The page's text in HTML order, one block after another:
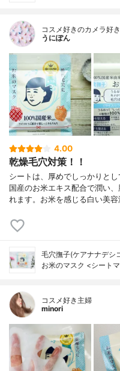
コスメ好きのカメラ好き
うにぽん
4.00
乾燥毛穴対策！！
シートは、厚めでしっかりと
国産のお米エキス配合で潤い
れます。お米を感じる白い美
毛穴撫子(ケアナナデシ
お米のマスク <シート
コスメ好き主婦
minori